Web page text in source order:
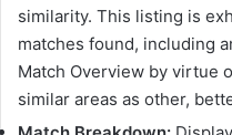
similarity. This listing is
matches found, including
Match Overview by virtue
similar areas as other,